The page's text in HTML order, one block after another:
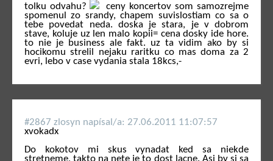
tolku odvahu?
ceny koncertov som samozrejme
spomenul zo srandy, chapem suvislostiam co sa o
tebe povedat neda. doska je stara, je v dobrom
stave, koluje uz len malo kopii= cena dosky ide hore.
to nie je business ale fakt. uz ta vidim ako by si
hocikomu strelil nejaku raritku co mas doma za 2
evri, lebo v case vydania stala 18kcs,-
#2867 zlosyn napí­sal/a: 27.06.2011 11:07:57
xvokadx
Do kokotov mi skus vynadat ked sa niekde
stretneme, takto na nete je to dost lacne. Asi by si sa